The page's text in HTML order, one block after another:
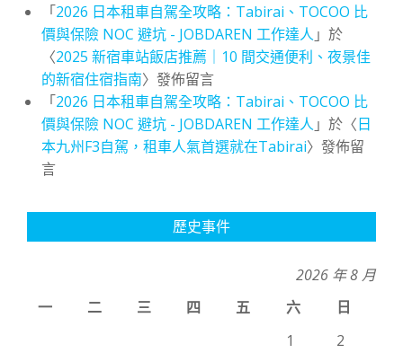
「2026 日本租車自駕全攻略：Tabirai、TOCOO 比
價與保險 NOC 避坑 - JOBDAREN 工作達人 」於
〈2025 新宿車站飯店推薦｜10 間交通便利、夜景佳
的新宿住宿指南〉發佈留言
「2026 日本租車自駕全攻略：Tabirai、TOCOO 比
價與保險 NOC 避坑 - JOBDAREN 工作達人 」於〈日
本九州F3自駕，租車人氣首選就在Tabirai〉發佈留
言
歷史事件
2026 年 8 月
一
二 三 四 五 六
日
1
2